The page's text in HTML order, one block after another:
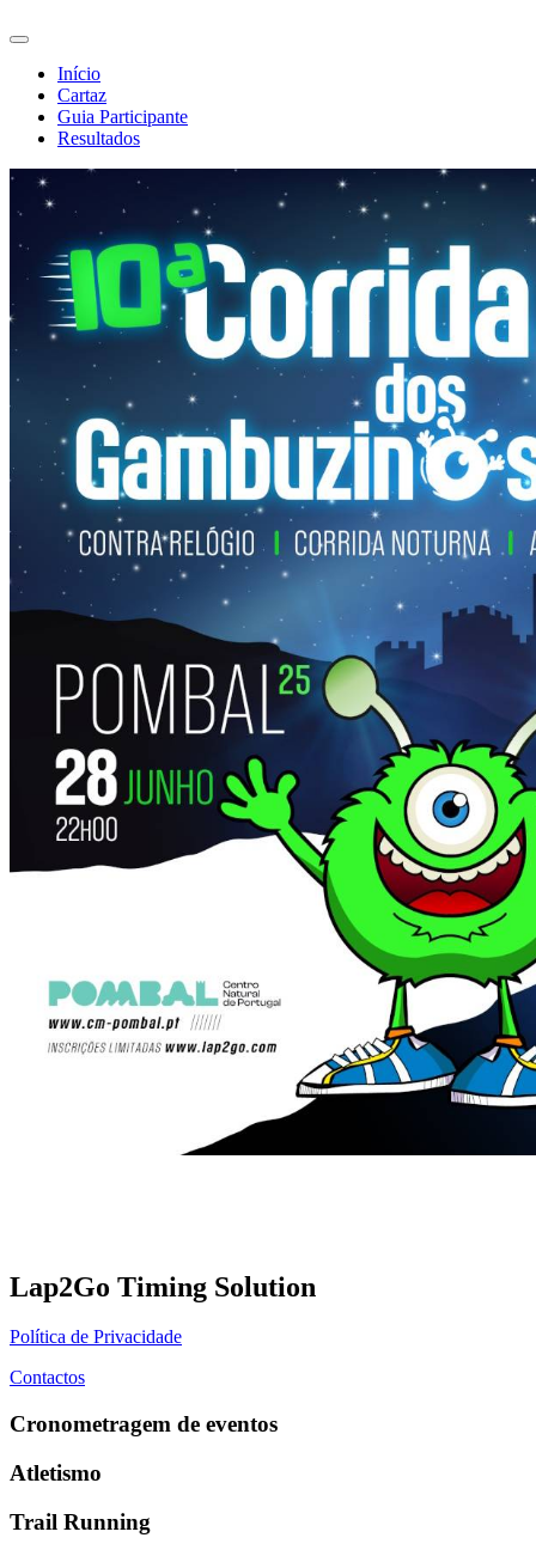
Início
Cartaz
Guia Participante
Resultados
Lap2Go Timing Solution
Política de Privacidade
Contactos
Cronometragem de eventos
Atletismo
Trail Running